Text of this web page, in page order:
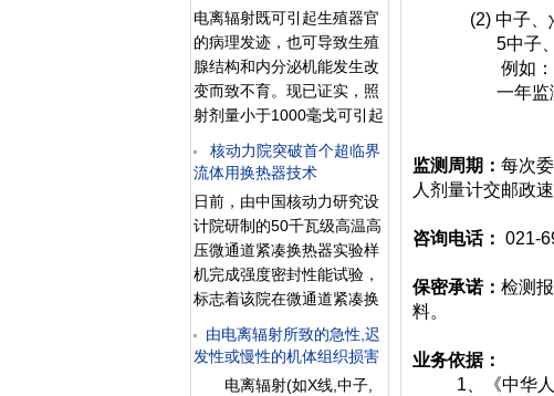
示，目前尚没有WiFi辐射和
儿童以及婴幼儿肿瘤发病相
关性的结论性研究。该消息
称《Microscopy and
Ultrastructure》期刊发布了
一篇题为《为什么儿童比成
人吸收更多的微波辐射：后
果》的文章。文章指出，儿
童不仅比成年人更容易吸收
某些特定辐射的量，而且人
们目前设定的辐射量限值过
低。福布斯记者Robert J.
文的内容，儿童和胎儿之所
以会吸收更多的微波辐射，
电离辐射既可引起生殖器官
的病理发迹，也可导致生殖
腺结构和内分泌机能发生改
变而致不育。现已证实，照
射剂量小于1000毫戈可引起
生育力减退；2000—3000
毫戈可引起12—13个月暂性
引起18～24个月暂性不育；
大于5000毫戈则将导致永久
性不育。
核动力院突破首个超临界
流体用换热器技术
日前，由中国核动力研究设
计院研制的50千瓦级高温高
压微通道紧凑换热器实验样
机完成强度密封性能试验，
标志着该院在微通道紧凑换
热器研制方面取得零的突
破，成为国内首个自主掌握
由电离辐射所致的急性,迟
发性或慢性的机体组织损害
电离辐射(如X线,中子,
(2) 中子、χ、
5中子、χ、γ
例如：有N个
一年监测服
监测周期： 每次
人剂量计交邮政
咨询电话： 021-
保密承诺： 检测
料。
业务依据：
1、《中华人民